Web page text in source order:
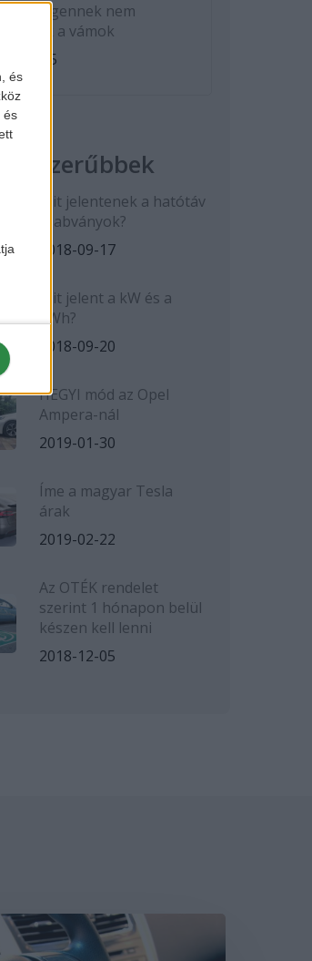
és
és
Volkswagennek nem
a vámok
03-05
Mit jelentenek a hatótáv
szabványok?
2018-09-17
Mit jelent a kW és a
kWh?
2018-09-20
HEGYI mód az Opel
Ampera-nál
2019-01-30
Íme a magyar Tesla
árak
2019-02-22
Az OTÉK rendelet
szerint 1 hónapon belül
készen kell lenni
2018-12-05